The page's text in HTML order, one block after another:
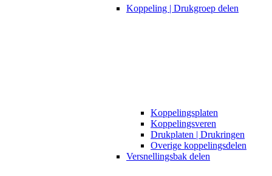
Koppeling | Drukgroep delen
Koppelingsplaten
Koppelingsveren
Drukplaten | Drukringen
Overige koppelingsdelen
Versnellingsbak delen